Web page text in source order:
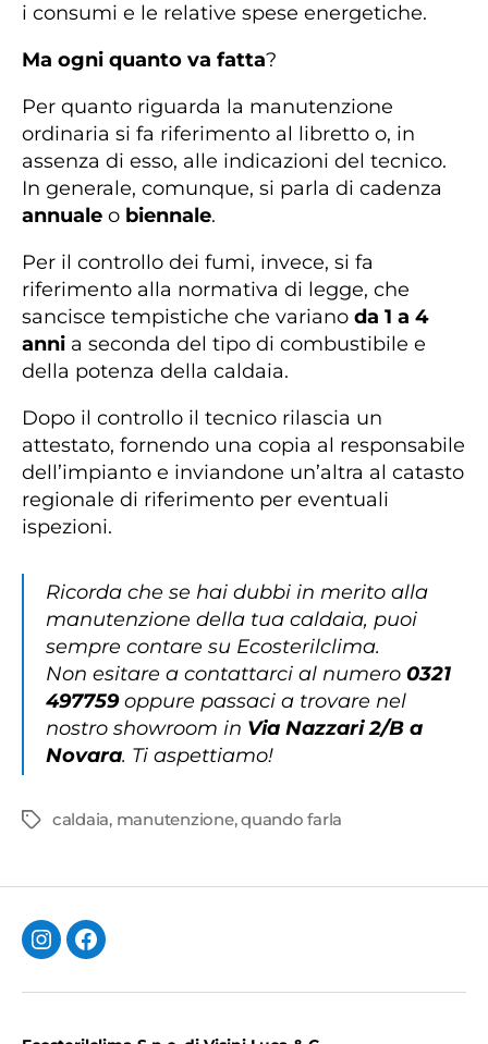
i consumi e le relative spese energetiche.
Ma ogni quanto va fatta?
Per quanto riguarda la manutenzione
ordinaria si fa riferimento al libretto o, in
assenza di esso, alle indicazioni del tecnico.
In generale, comunque, si parla di cadenza
annuale o biennale.
Per il controllo dei fumi, invece, si fa
riferimento alla normativa di legge, che
sancisce tempistiche che variano da 1 a 4
anni a seconda del tipo di combustibile e
della potenza della caldaia.
Dopo il controllo il tecnico rilascia un
attestato, fornendo una copia al responsabile
dell’impianto e inviandone un’altra al catasto
regionale di riferimento per eventuali
ispezioni.
Ricorda che se hai dubbi in merito alla
manutenzione della tua caldaia, puoi
sempre contare su Ecosterilclima.
Non esitare a contattarci al numero 0321
497759oppure passaci a trovare nel
nostro showroom in Via Nazzari 2/B a
Novara. Ti aspettiamo!
Tag caldaia, manutenzione,quando farla
InstagramFacebook